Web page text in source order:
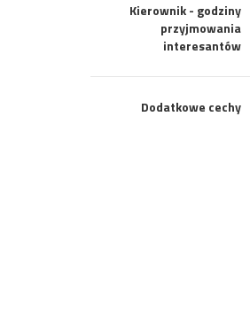
Kierownik - godziny
przyjmowania
interesantów
Dodatkowe cechy